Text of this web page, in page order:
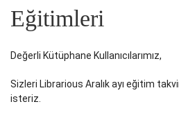
Eğitimleri
Değerli Kütüphane Kullanıcılarımız,
Sizleri Librarious Aralık ayı eğitim
isteriz.